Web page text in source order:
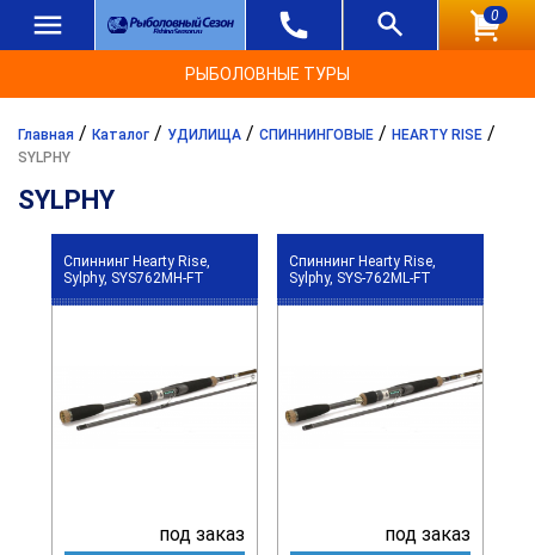
0
РЫБОЛОВНЫЕ ТУРЫ
Главная / Каталог / УДИЛИЩА / СПИННИНГОВЫЕ / HEARTY RISE /
SYLPHY
SYLPHY
Спиннинг Hearty Rise,
Sylphy, SYS762MH-FT
под заказ
Спиннинг Hearty Rise,
Sylphy, SYS-762ML-FT
под заказ